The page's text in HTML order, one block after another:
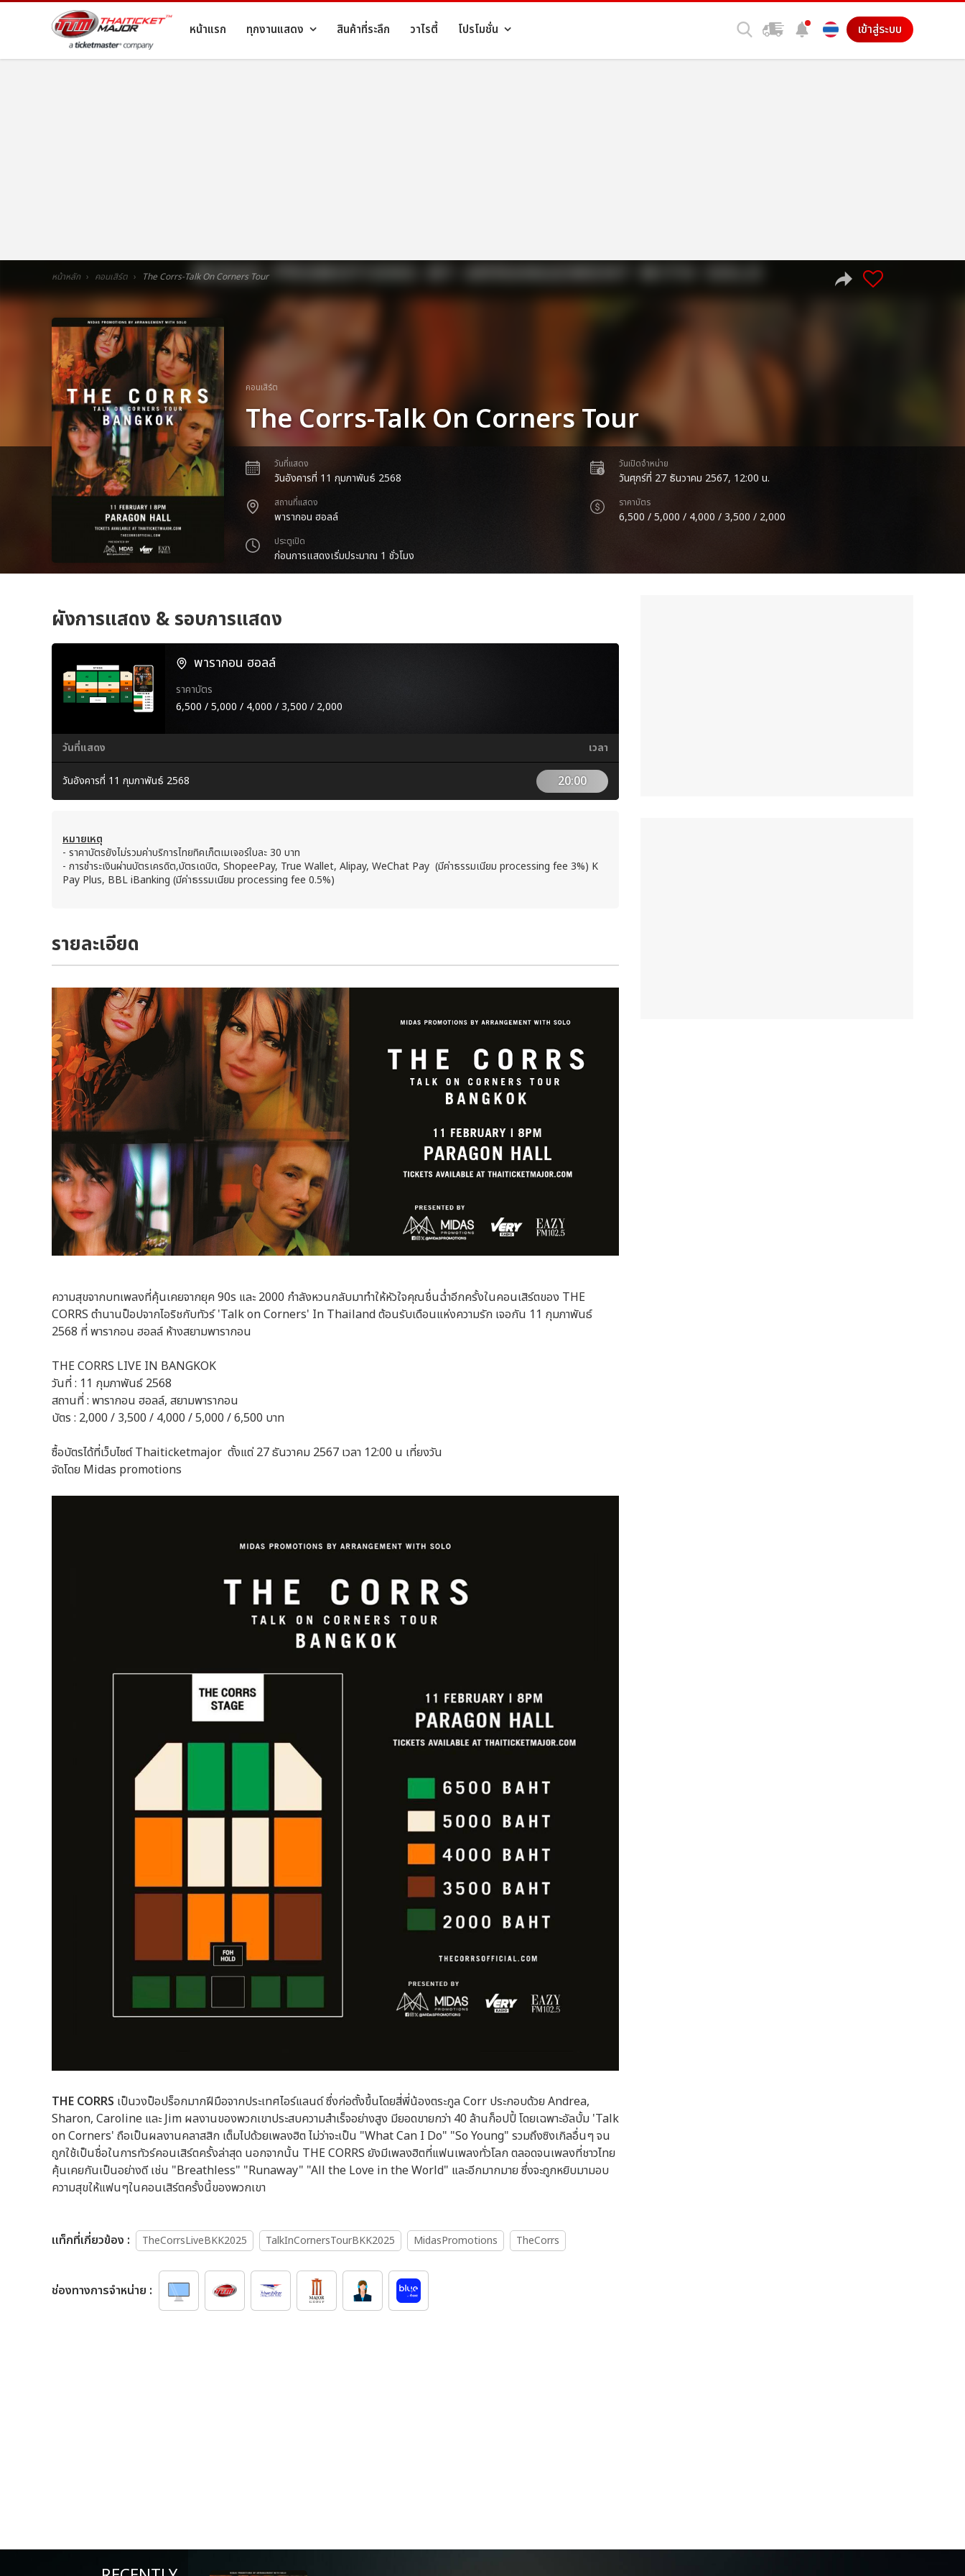
หน้าแรก ทุกงานแสดง สินค้าที่ระลึก วาไรตี้ โปรโมชั่น เข้าสู่ระบบ
หน้าหลัก คอนเสิร์ต The Corrs-Talk On Corners Tour
คอนเสิร์ต
The Corrs-Talk On Corners Tour
วันที่แสดง
วันอังคารที่ 11 กุมภาพันธ์ 2568
สถานที่แสดง
พารากอน ฮอลล์
ประตูเปิด
ก่อนการแสดงเริ่มประมาณ 1 ชั่วโมง
วันเปิดจำหน่าย
วันศุกร์ที่ 27 ธันวาคม 2567, 12:00 น.
ราคาบัตร
6,500 / 5,000 / 4,000 / 3,500 / 2,000
ผังการแสดง & รอบการแสดง
พารากอน ฮอลล์
ราคาบัตร
6,500 / 5,000 / 4,000 / 3,500 / 2,000
วันที่แสดง เวลา
วันอังคารที่ 11 กุมภาพันธ์ 2568 20:00
หมายเหตุ
- ราคาบัตรยังไม่รวมค่าบริการไทยทิคเก็ตเมเจอร์ใบละ 30 บาท
- การชำระเงินผ่านบัตรเครดิต,บัตรเดบิต, ShopeePay, True Wallet, Alipay, WeChat Pay (มีค่าธรรมเนียม processing fee 3%) K
Pay Plus, BBL iBanking (มีค่าธรรมเนียม processing fee 0.5%)
รายละเอียด
ความสุขจากบทเพลงที่คุ้นเคยจากยุค 90s และ 2000 กำลังหวนกลับมาทำให้หัวใจคุณชื่นฉ่ำอีกครั้งในคอนเสิร์ตของ THE
CORRS ตำนานป็อปจากไอริชกับทัวร์ 'Talk on Corners' In Thailand ต้อนรับเดือนแห่งความรัก เจอกัน 11 กุมภาพันธ์
2568 ที่ พารากอน ฮอลล์ ห้างสยามพารากอน
THE CORRS LIVE IN BANGKOK
วันที่ : 11 กุมภาพันธ์ 2568
สถานที่ : พารากอน ฮอลล์, สยามพารากอน
บัตร : 2,000 / 3,500 / 4,000 / 5,000 / 6,500 บาท
ซื้อบัตรได้ที่เว็บไซต์ Thaiticketmajor ตั้งแต่ 27 ธันวาคม 2567 เวลา 12:00 น เที่ยงวัน
จัดโดย Midas promotions
THE CORRS เป็นวงป็อปร็อกมากฝีมือจากประเทศไอร์แลนด์ ซึ่งก่อตั้งขึ้นโดยสี่พี่น้องตระกูล Corr ประกอบด้วย Andrea,
Sharon, Caroline และ Jim ผลงานของพวกเขาประสบความสำเร็จอย่างสูง มียอดขายกว่า 40 ล้านก็อปปี้ โดยเฉพาะอัลบั้ม 'Talk
on Corners' ถือเป็นผลงานคลาสสิก เต็มไปด้วยเพลงฮิต ไม่ว่าจะเป็น "What Can I Do" "So Young" รวมถึงซิงเกิลอื่นๆ จน
ถูกใช้เป็นชื่อในการทัวร์คอนเสิร์ตครั้งล่าสุด นอกจากนั้น THE CORRS ยังมีเพลงฮิตที่แฟนเพลงทั่วโลก ตลอดจนเพลงที่ชาวไทย
คุ้นเคยกันเป็นอย่างดี เช่น "Breathless" "Runaway" "All the Love in the World" และอีกมากมาย ซึ่งจะถูกหยิบมามอบ
ความสุขให้แฟนๆในคอนเสิร์ตครั้งนี้ของพวกเขา
เเท็กที่เกี่ยวข้อง : TheCorrsLiveBKK2025 TalkInCornersTourBKK2025 MidasPromotions TheCorrs
ช่องทางการจำหน่าย :